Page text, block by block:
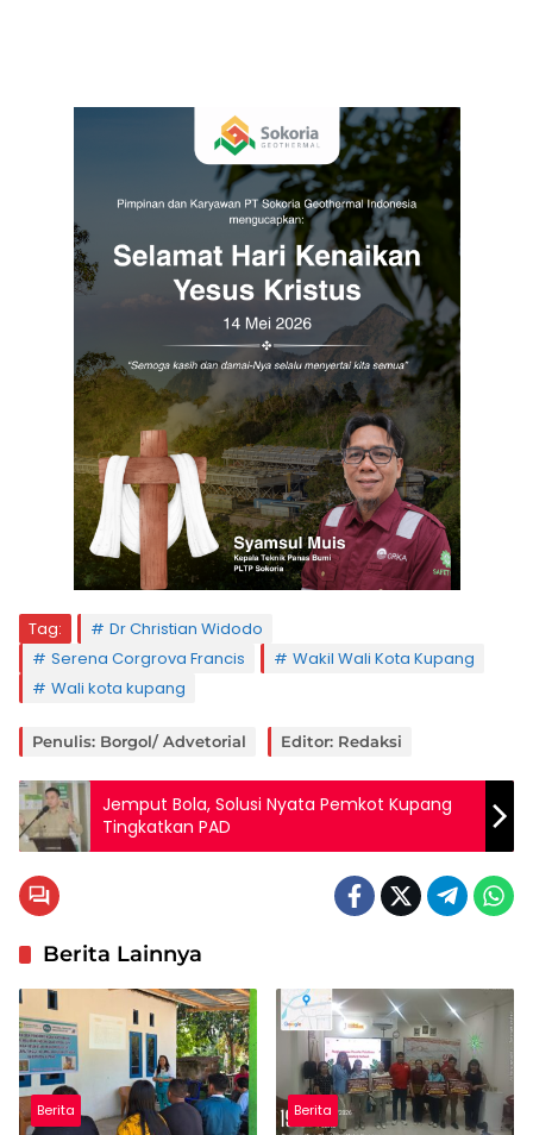
Tag:
Dr Christian Widodo
Serena Corgrova Francis
Wakil Wali Kota Kupang
Wali kota kupang
Penulis: Borgol/ Advetorial Editor: Redaksi
Jemput Bola, Solusi Nyata Pemkot Kupang
Tingkatkan PAD
Berita Lainnya
Berita Berita